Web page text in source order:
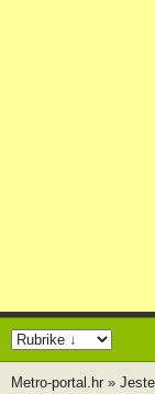
Metro-portal.hr »